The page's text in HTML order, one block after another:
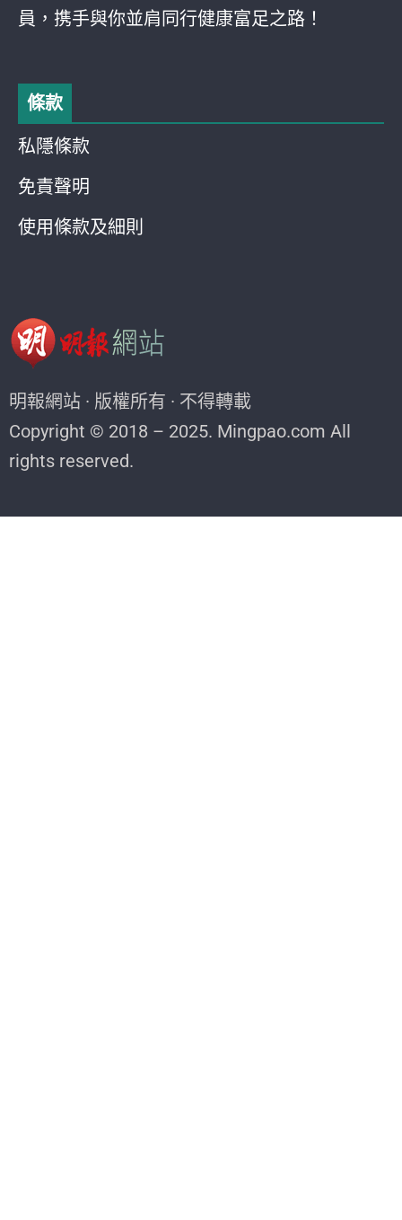
員，携手與你並肩同行健康富足之路！
條款
私隱條款
免責聲明
使用條款及細則
明報網站 · 版權所有 · 不得轉載
Copyright © 2018 – 2025. Mingpao.com All
rights reserved.